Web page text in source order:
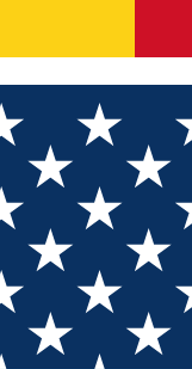
„Destinaţia